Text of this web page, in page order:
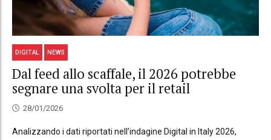
DIGITAL NEWS
Dal feed allo scaffale, il 2026 potrebbe
segnare una svolta per il retail
28/01/2026
Analizzando i dati riportati nell’indagine Digital in Italy 2026,